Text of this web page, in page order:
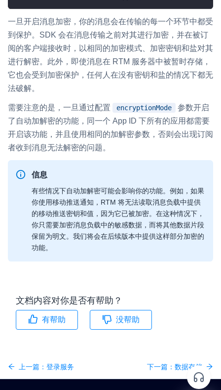
PPT 转码服务
快速高效的文档转换解决方案
水晶球
全周期通话质量检测、回溯和分析方案
开通和管理声网各项产品服务的统一入口
低代码应用平台
一旦开启消息加密，你的消息会在传输的每一个环节中都受
到保护。SDK 会在消息传输之前对其进行加密，并在被订
阅的客户端接收时，以相同的加密模式、加密密钥和盐对其
进行解密。此外，即使消息在 RTM 服务器中被暂时存储，
它也会受到加密保护，任何人在没有密钥和盐的情况下都无
法破解。
需要注意的是，一旦通过配置 encryptionMode
参数开启
了自动加解密的功能，同一个 App ID 下所有的应用都需要
开启该功能，并且使用相同的加解密参数，否则会出现订阅
者收到消息无法解密的问题。
信息
有些情况下自动加解密可能会影响你的功能。例如，如果
你使用移动推送通知，RTM 将无法读取消息负载中提供
的移动推送密钥和值，因为它已被加密。在这种情况下，
你只需要加密消息负载中的敏感数据，而将其他数据片段
保留为明文。我们将会在后续版本中提供这样部分加密的
功能。
文档内容对你是否有帮助？
有帮助 没帮助
上一篇： 登录服务 下一篇： 数据存储